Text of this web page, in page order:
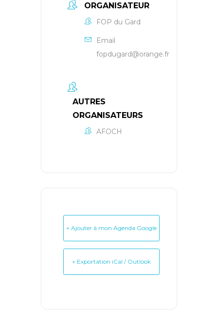
ORGANISATEUR
FOP du Gard
Email
fopdugard@orange.fr
AUTRES
ORGANISATEURS
AFOCH
+ Ajouter à mon Agenda Google
+ Exportation iCal / Outlook